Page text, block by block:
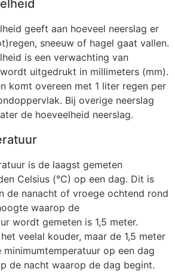
geeft aan hoeveel neerslag er
sneeuw of hagel gaat vallen.
is een verwachting van
uitgedrukt in millimeters (mm).
komt overeen met 1 liter regen per
Bij overige neerslag
de hoeveelheid neerslag.
is de laagst gemeten
Celsius (°C) op een dag. Dit is
de nanacht of vroege ochtend rond
waarop de
wordt gemeten is 1,5 meter.
veelal kouder, maar de 1,5 meter
minimumtemperatuur op een dag
de nacht waarop de dag begint.